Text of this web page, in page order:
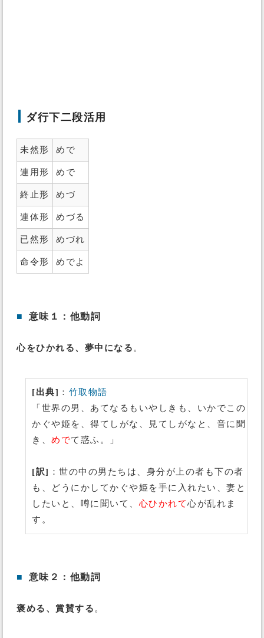
ダ行下二段活用
未然形 めで
連用形 めで
終止形 めづ
連体形 めづる
已然形 めづれ
命令形 めでよ
■ 意味１：他動詞
心をひかれる、夢中になる 。
[出典] ： 竹取物語
「世界の男、あてなるもいやしきも、いかでこの
かぐや姫を、得てしがな、見てしがなと、音に聞
き、 めでて惑ふ。」
[訳] ：世の中の男たちは、身分が上の者も下の者
も、どうにかしてかぐや姫を手に入れたい、妻と
したいと、噂に聞いて、 心ひかれて心が乱れま
す。
■ 意味２：他動詞
褒める、賞賛する 。